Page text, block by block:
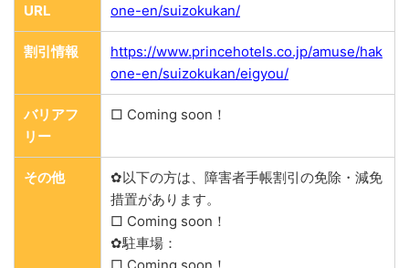
URL
one-en/suizokukan/
割引情報
https://www.princehotels.co.jp/amuse/hak
one-en/suizokukan/eigyou/
バリアフ
リー
□ Coming soon！
その他
✿以下の方は、障害者手帳割引の免除・減免
措置があります。
□ Coming soon！
✿駐車場：